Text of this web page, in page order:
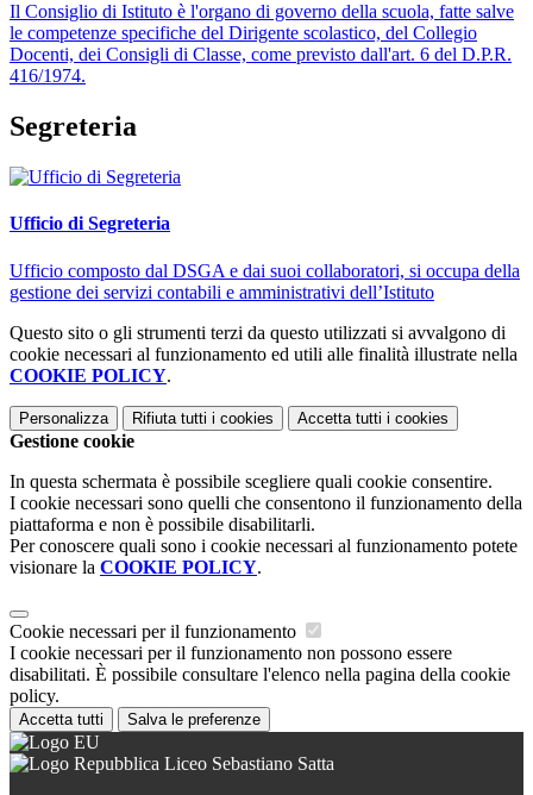
Il Consiglio di Istituto è l'organo di governo della scuola, fatte salve
le competenze specifiche del Dirigente scolastico, del Collegio
Docenti, dei Consigli di Classe, come previsto dall'art. 6 del D.P.R.
416/1974.
Segreteria
Ufficio di Segreteria
Ufficio composto dal DSGA e dai suoi collaboratori, si occupa della
gestione dei servizi contabili e amministrativi dell’Istituto
Questo sito o gli strumenti terzi da questo utilizzati si avvalgono di
cookie necessari al funzionamento ed utili alle finalità illustrate nella
COOKIE POLICY.
Personalizza Rifiuta tutti i cookies Accetta tutti i cookies
Gestione cookie
In questa schermata è possibile scegliere quali cookie consentire.
I cookie necessari sono quelli che consentono il funzionamento della
piattaforma e non è possibile disabilitarli.
Per conoscere quali sono i cookie necessari al funzionamento potete
visionare la COOKIE POLICY.
Cookie necessari per il funzionamento
I cookie necessari per il funzionamento non possono essere
disabilitati. È possibile consultare l'elenco nella pagina della cookie
policy.
Accetta tutti Salva le preferenze
Liceo Sebastiano Satta